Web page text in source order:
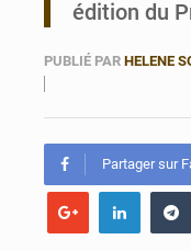
édition du
PUBLIÉ PAR HELENE
Partager sur